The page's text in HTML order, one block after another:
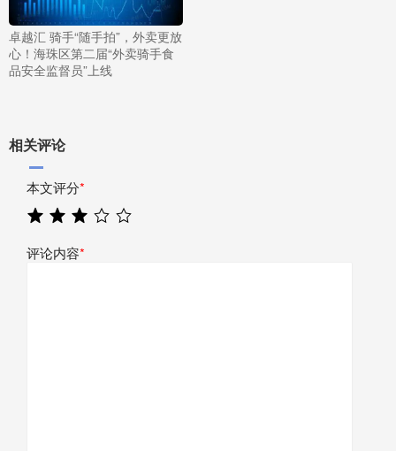
卓越汇 骑手“随手拍”，外卖更放
心！海珠区第二届“外卖骑手食
品安全监督员”上线
相关评论
本文评分*
评论内容*